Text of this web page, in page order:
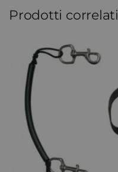
Prodotti correlati